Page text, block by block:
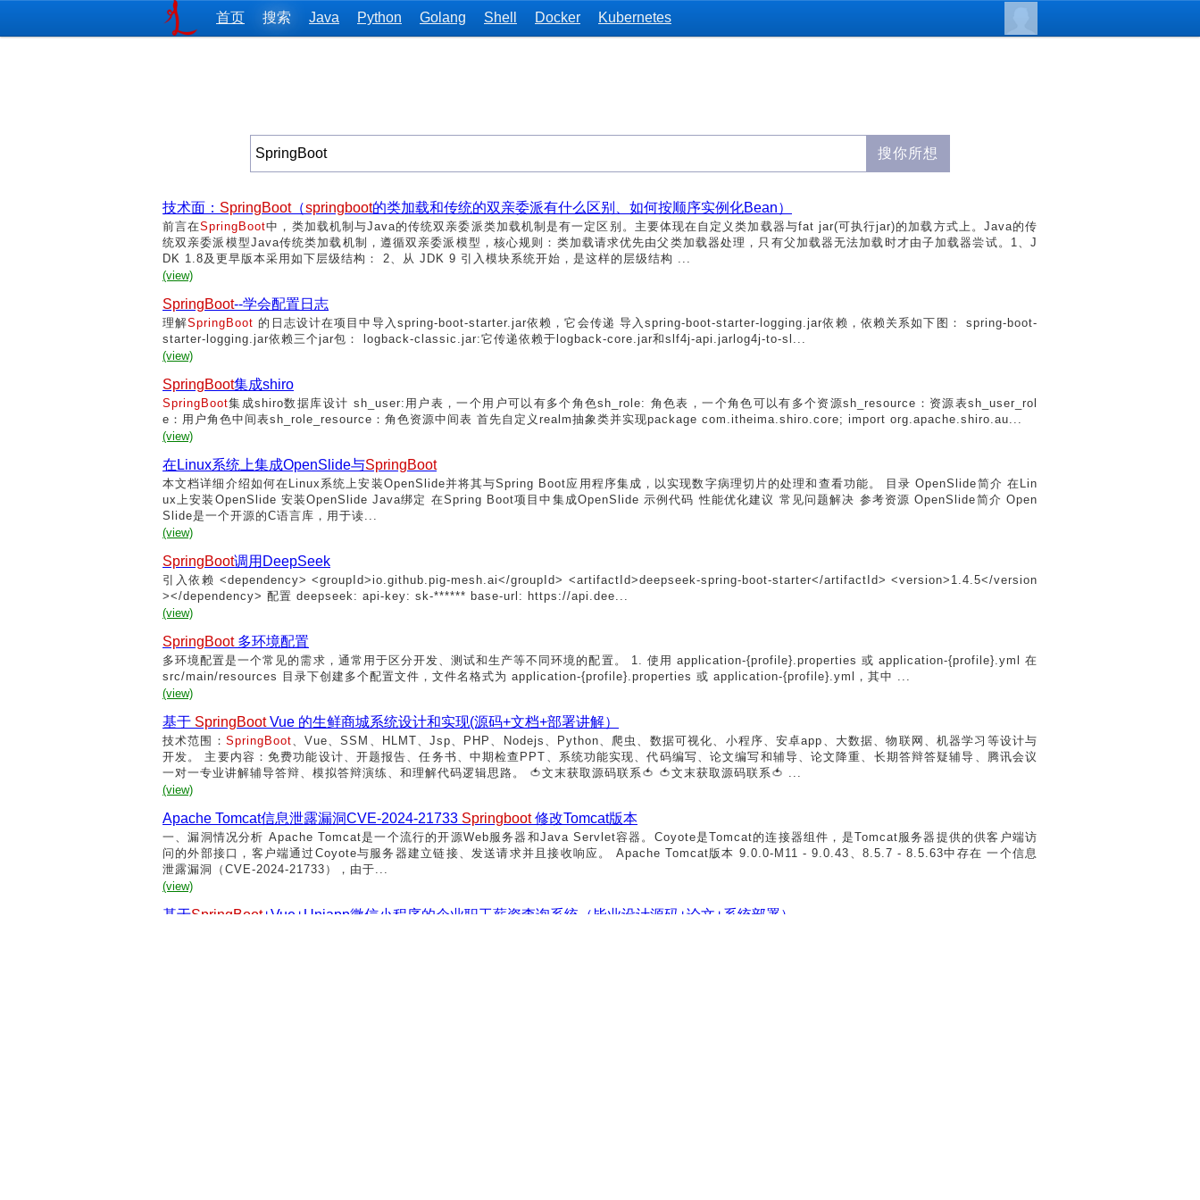
首页 搜索 Java Python Golang Shell Docker Kubernetes
技术面： SpringBoot（springboot的类加载和传统的双亲委派有什么区别、如何按顺序实例化Bean）
前言在SpringBoot中，类加载机制与Java的传统双亲委派类加载机制是有一定区别。主要体现在自定义类加载器与fat jar(可执行jar)的加载方式上。Java的传
统双亲委派模型Java传统类加载机制，遵循双亲委派模型，核心规则：类加载请求优先由父类加载器处理，只有父加载器无法加载时才由子加载器尝试。1、J
DK 1.8及更早版本采用如下层级结构： 2、从 JDK 9 引入模块系统开始，是这样的层级结构 ...
(view)
SpringBoot--学会配置日志
理解SpringBoot 的日志设计在项目中导入spring-boot-starter.jar依赖，它会传递 导入spring-boot-starter-logging.jar依赖，依赖关系如下图： spring-boot-
starter-logging.jar依赖三个jar包： logback-classic.jar:它传递依赖于logback-core.jar和slf4j-api.jarlog4j-to-sl...
(view)
SpringBoot集成shiro
SpringBoot集成shiro数据库设计 sh_user:用户表，一个用户可以有多个角色sh_role: 角色表，一个角色可以有多个资源sh_resource：资源表sh_user_rol
e：用户角色中间表sh_role_resource：角色资源中间表 首先自定义realm抽象类并实现package com.itheima.shiro.core; import org.apache.shiro.au...
(view)
在Linux系统上集成OpenSlide与SpringBoot
本文档详细介绍如何在Linux系统上安装OpenSlide并将其与Spring Boot应用程序集成，以实现数字病理切片的处理和查看功能。 目录 OpenSlide简介 在Lin
ux上安装OpenSlide 安装OpenSlide Java绑定 在Spring Boot项目中集成OpenSlide 示例代码 性能优化建议 常见问题解决 参考资源 OpenSlide简介 Open
Slide是一个开源的C语言库，用于读...
(view)
SpringBoot调用DeepSeek
引入依赖 <dependency> <groupId>io.github.pig-mesh.ai</groupId> <artifactId>deepseek-spring-boot-starter</artifactId> <version>1.4.5</version
></dependency> 配置 deepseek: api-key: sk-****** base-url: https://api.dee...
(view)
SpringBoot多环境配置
多环境配置是一个常见的需求，通常用于区分开发、测试和生产等不同环境的配置。 1. 使用 application-{profile}.properties 或 application-{profile}.yml 在
src/main/resources 目录下创建多个配置文件，文件名格式为 application-{profile}.properties 或 application-{profile}.yml，其中 ...
(view)
基于 SpringBootVue 的生鲜商城系统设计和实现(源码+文档+部署讲解）
技术范围： SpringBoot、Vue、SSM、HLMT、Jsp、PHP、Nodejs、Python、爬虫、数据可视化、小程序、安卓app、大数据、物联网、机器学习等设计与
开发。 主要内容：免费功能设计、开题报告、任务书、中期检查PPT、系统功能实现、代码编写、论文编写和辅导、论文降重、长期答辩答疑辅导、腾讯会议
一对一专业讲解辅导答辩、模拟答辩演练、和理解代码逻辑思路。 🍅文末获取源码联系🍅 🍅文末获取源码联系🍅 ...
(view)
Apache Tomcat信息泄露漏洞CVE-2024-21733 Springboot修改Tomcat版本
一、漏洞情况分析 Apache Tomcat是一个流行的开源Web服务器和Java Servlet容器。Coyote是Tomcat的连接器组件，是Tomcat服务器提供的供客户端访
问的外部接口，客户端通过Coyote与服务器建立链接、发送请求并且接收响应。 Apache Tomcat版本 9.0.0-M11 - 9.0.43、8.5.7 - 8.5.63中存在 一个信息
泄露漏洞（CVE-2024-21733），由于...
(view)
基于SpringBoot+Vue+Uniapp微信小程序的企业职工薪资查询系统（毕业设计源码+论文+系统部署）